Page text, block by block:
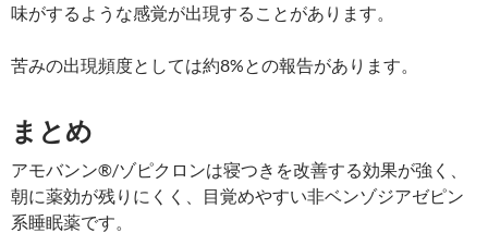
味がするような感覚が出現することがあります。
苦みの出現頻度としては約8%との報告があります。
まとめ
アモバンン®/ゾピクロンは寝つきを改善する効果が強く、
朝に薬効が残りにくく、目覚めやすい非ベンゾジアゼピン
系睡眠薬です。